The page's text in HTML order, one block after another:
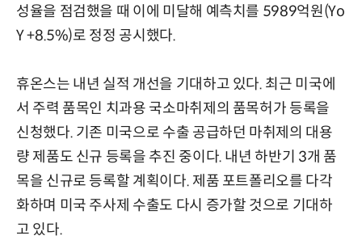
성율을 점검했을 때 이에 미달해 예측치를 5989억원(Yo
Y +8.5%)로 정정 공시했다.
휴온스는 내년 실적 개선을 기대하고 있다. 최근 미국에
서 주력 품목인 치과용 국소마취제의 품목허가 등록을
신청했다. 기존 미국으로 수출 공급하던 마취제의 대용
량 제품도 신규 등록을 추진 중이다. 내년 하반기 3개 품
목을 신규로 등록할 계획이다. 제품 포트폴리오를 다각
화하며 미국 주사제 수출도 다시 증가할 것으로 기대하
고 있다.